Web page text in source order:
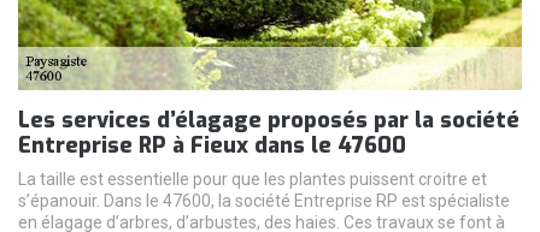
Les services d’élagage proposés par la société
Entreprise RP à Fieux dans le 47600
La taille est essentielle pour que les plantes puissent croitre et
s’épanouir. Dans le 47600, la société Entreprise RP est spécialiste
en élagage d’arbres, d’arbustes, des haies. Ces travaux se font à